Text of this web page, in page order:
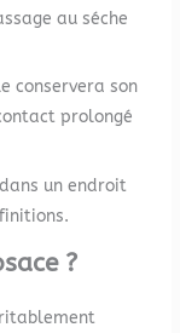
au séche
conservera son
prolongé
un endroit
?